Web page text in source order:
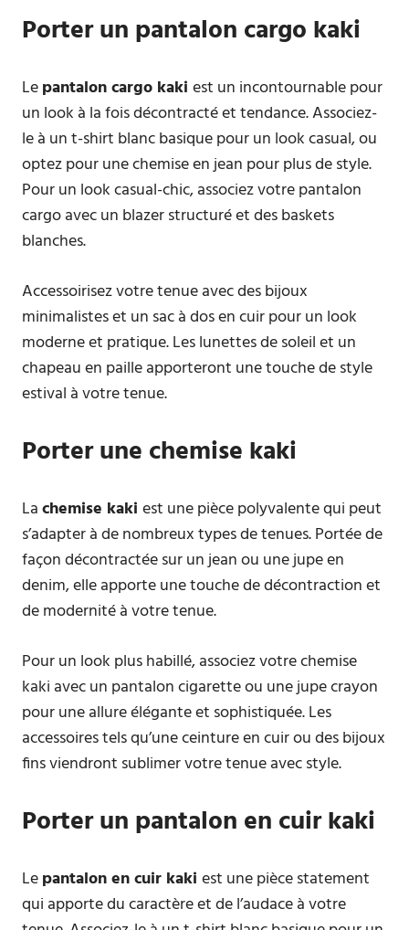
Porter un pantalon cargo kaki
Lepantalon cargo kaki est un incontournable pour
un look à la fois décontracté et tendance. Associez-
le à un t-shirt blanc basique pour un look casual, ou
optez pour une chemise en jean pour plus de style.
Pour un look casual-chic, associez votre pantalon
cargo avec un blazer structuré et des baskets
blanches.
Accessoirisez votre tenue avec des bijoux
minimalistes et un sac à dos en cuir pour un look
moderne et pratique. Les lunettes de soleil et un
chapeau en paille apporteront une touche de style
estival à votre tenue.
Porter une chemise kaki
Lachemise kaki est une pièce polyvalente qui peut
s’adapter à de nombreux types de tenues. Portée de
façon décontractée sur un jean ou une jupe en
denim, elle apporte une touche de décontraction et
de modernité à votre tenue.
Pour un look plus habillé, associez votre chemise
kaki avec un pantalon cigarette ou une jupe crayon
pour une allure élégante et sophistiquée. Les
accessoires tels qu’une ceinture en cuir ou des bijoux
fins viendront sublimer votre tenue avec style.
Porter un pantalon en cuir kaki
Lepantalon en cuir kaki est une pièce statement
qui apporte du caractère et de l’audace à votre